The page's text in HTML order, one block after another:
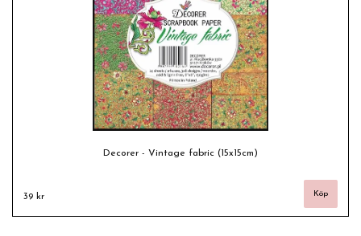
Decorer - Vintage fabric (15x15cm)
39 kr